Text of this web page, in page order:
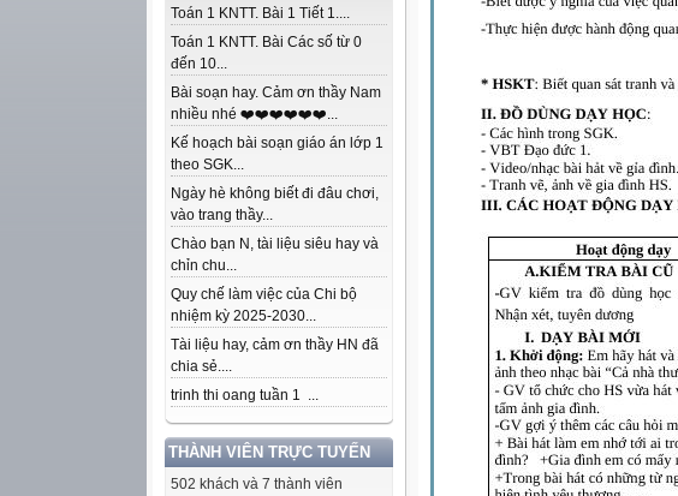
Toán 1 KNTT. Bài 1 Tiết 1....
Toán 1 KNTT. Bài Các số từ 0
đến 10...
Bài soạn hay. Cảm ơn thầy Nam
nhiều nhé ❤️❤️❤️❤️❤️❤️...
Kế hoạch bài soạn giáo án lớp 1
theo SGK...
Ngày hè không biết đi đâu chơi,
vào trang thầy...
Chào bạn N, tài liệu siêu hay và
chỉn chu...
Quy chế làm việc của Chi bộ
nhiệm kỳ 2025-2030...
Tài liệu hay, cảm ơn thầy HN đã
chia sẻ....
trinh thi oang tuần 1 ...
THÀNH VIÊN TRỰC TUYẾN
502 khách và 7 thành viên